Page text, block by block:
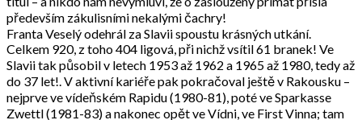
především zákulisními nekalými čachry!
Franta Veselý odehrál za Slavii spoustu krásných utkání.
Celkem 920, z toho 404 ligová, při nichž vsítil 61 branek! Ve
Slavii tak působil v letech 1953 až 1962 a 1965 až 1980, tedy až
do 37 let!. V aktivní kariéře pak pokračoval ještě v Rakousku –
nejprve ve vídeňském Rapidu (1980-81), poté ve Sparkasse
Zwettl (1981-83) a nakonec opět ve Vídni, ve First Vinna; tam